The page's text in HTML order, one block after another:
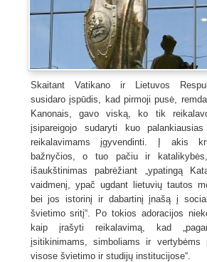
Skaitant Vatikano ir Lietuvos
susidaro įspūdis, kad pirmoji pusė,
Kanonais, gavo viską, ko tik
įsipareigojo sudaryti kuo
reikalavimams įgyvendinti. Į akis
bažnyčios, o tuo pačiu ir
išaukštinimas pabrėžiant „ypatingą
vaidmenį, ypač ugdant lietuvių tautos
bei jos istorinį ir dabartinį įnašą į
švietimo sritį“. Po tokios adoracijos
kaip įrašyti reikalavimą, kad
įsitikinimams, simboliams ir vertybėms
visose švietimo ir studijų institucijose“.